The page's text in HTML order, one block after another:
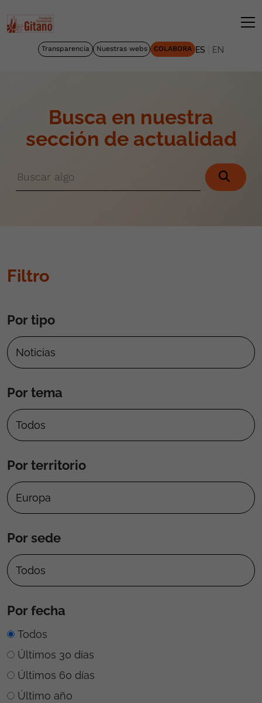
Transparencia Nuestras webs COLABORA ES EN
Busca en nuestra
sección de actualidad
Filtro
Por tipo
Por tema
Por territorio
Por sede
Por fecha
Todos
Últimos 30 días
Últimos 60 días
Último año